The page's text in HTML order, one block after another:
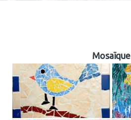
Mosaïque